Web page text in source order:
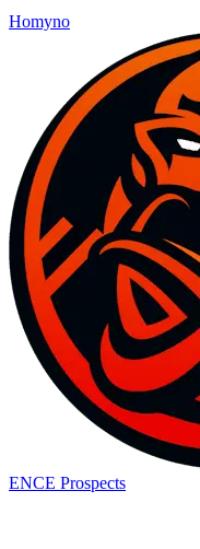
Homyno
ENCE Prospects